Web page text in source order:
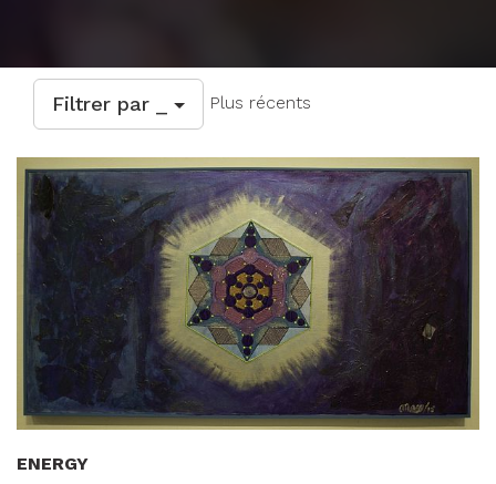
Filtrer par _ Plus récents
ENERGY